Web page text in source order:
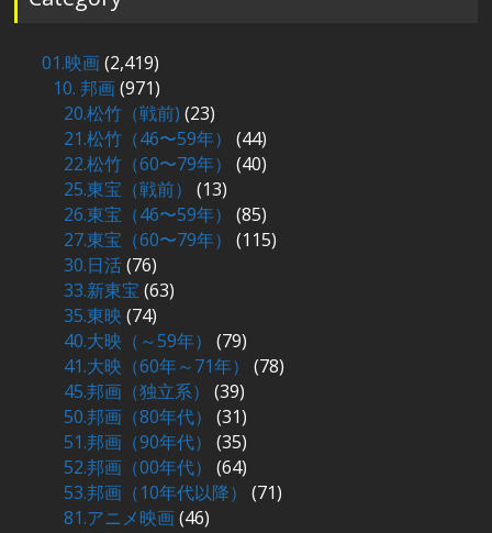
01.映画(2,419)
10. 邦画(971)
20.松竹（戦前) (23)
21.松竹（46〜59年）
(44)
22.松竹（60〜79年）
(40)
25.東宝（戦前）
(13)
26.東宝（46〜59年）
(85)
27.東宝（60〜79年）
(115)
30.日活(76)
33.新東宝(63)
35.東映 (74)
40.大映（～59年）
(79)
41.大映（60年～71年）
(78)
45.邦画（独立系）
(39)
50.邦画（80年代）
(31)
51.邦画（90年代）
(35)
52.邦画（00年代）
(64)
53.邦画（10年代以降）
(71)
81.アニメ映画(46)